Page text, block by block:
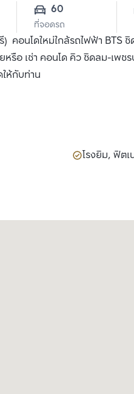
60
ที่จอดรถ
อนโดใหม่ใกล้รถไฟฟ้า BTS
รือ เช่า คอนโด คิว ชิดลม-เพ
ห้กับท่าน
โรงยิม, ฟิตเ